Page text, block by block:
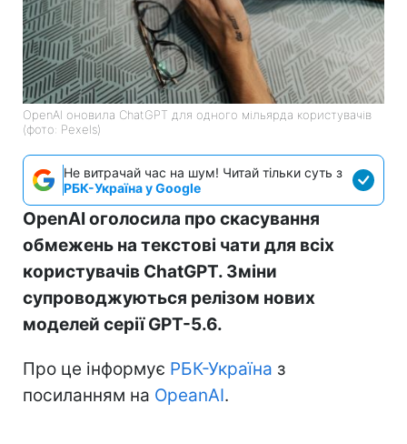
OpenAI оновила ChatGPT для одного мільярда користувачів
(фото: Pexels)
Не витрачай час на шум! Читай тільки суть з
РБК-Україна у Google
OpenAI оголосила про скасування
обмежень на текстові чати для всіх
користувачів ChatGPT. Зміни
супроводжуються релізом нових
моделей серії GPT-5.6.
Про це інформує РБК-Україна з
посиланням на OpeanAI.